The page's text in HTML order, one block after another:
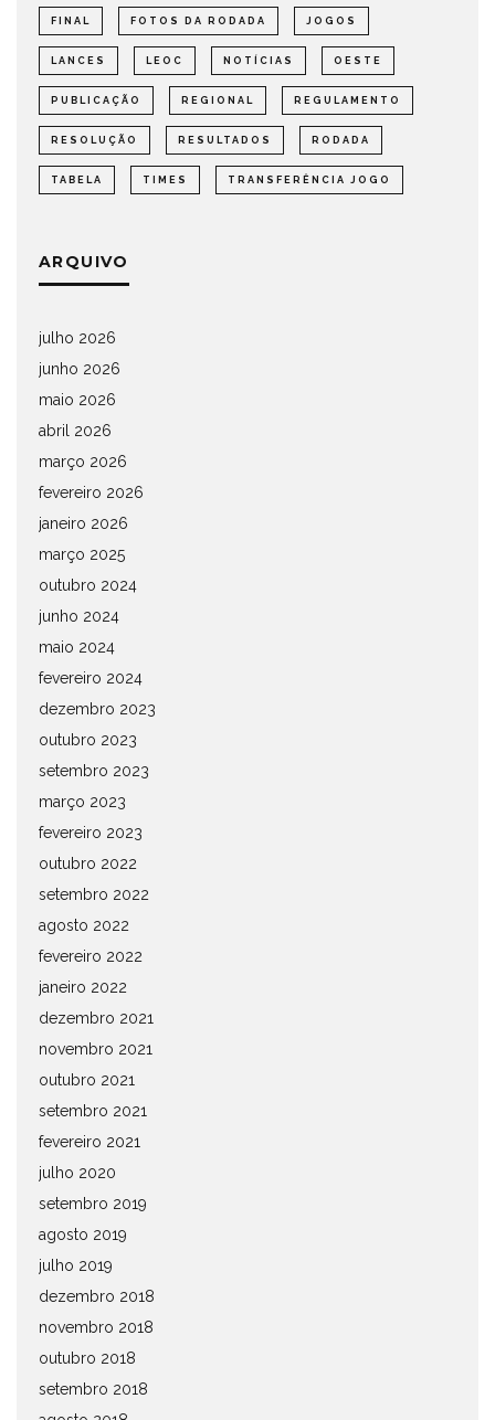
FINAL FOTOS DA RODADA JOGOS
LANCES LEOC NOTÍCIAS OESTE
PUBLICAÇÃO REGIONAL REGULAMENTO
RESOLUÇÃO RESULTADOS RODADA
TABELA TIMES TRANSFERÊNCIA JOGO
ARQUIVO
julho 2026
junho 2026
maio 2026
abril 2026
março 2026
fevereiro 2026
janeiro 2026
março 2025
outubro 2024
junho 2024
maio 2024
fevereiro 2024
dezembro 2023
outubro 2023
setembro 2023
março 2023
fevereiro 2023
outubro 2022
setembro 2022
agosto 2022
fevereiro 2022
janeiro 2022
dezembro 2021
novembro 2021
outubro 2021
setembro 2021
fevereiro 2021
julho 2020
setembro 2019
agosto 2019
julho 2019
dezembro 2018
novembro 2018
outubro 2018
setembro 2018